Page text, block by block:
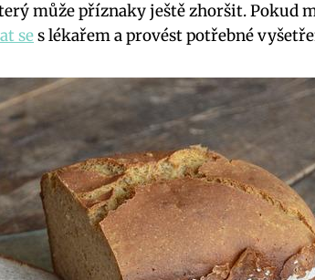
může příznaky ještě zhoršit. Pokud
ses lékařem a provést potřebné